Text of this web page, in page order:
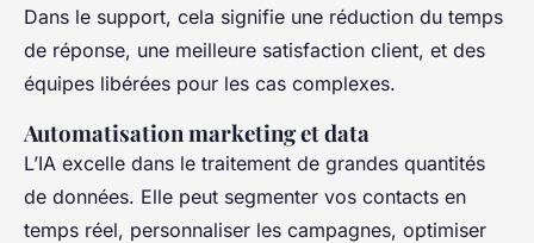
Dans le support, cela signifie une réduction du temps
de réponse, une meilleure satisfaction client, et des
équipes libérées pour les cas complexes.
Automatisation marketing et data
L’IA excelle dans le traitement de grandes quantités
de données. Elle peut segmenter vos contacts en
temps réel, personnaliser les campagnes, optimiser